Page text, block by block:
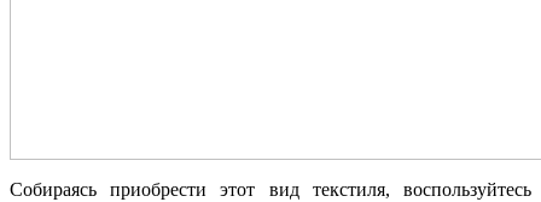
Собираясь приобрести этот вид текстиля, воспользуйтесь